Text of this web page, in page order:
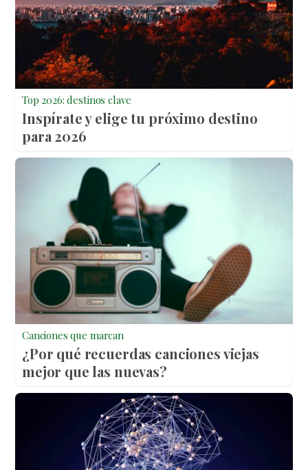
Top 2026: destinos clave
Inspírate y elige tu próximo destino
para 2026
Canciones que marcan
¿Por qué recuerdas canciones viejas
mejor que las nuevas?